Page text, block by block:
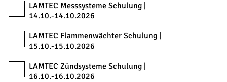
LAMTEC Messsysteme Schulung |
14.10.-14.10.2026
LAMTEC Flammenwächter Schulung |
15.10.-15.10.2026
LAMTEC Zündsysteme Schulung |
16.10.-16.10.2026